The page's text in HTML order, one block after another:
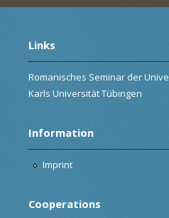
Links
Romanisches Seminar der
Karls Universität Tübingen
Information
Imprint
Cooperations